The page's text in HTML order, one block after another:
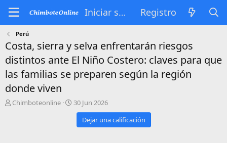
Iniciar sesión Registro
Perú
Costa, sierra y selva enfrentarán riesgos
distintos ante El Niño Costero: claves para que
las familias se preparen según la región
donde viven
A
Chimboteonline
P
u
30 Jun 2026
Dejar una calificación